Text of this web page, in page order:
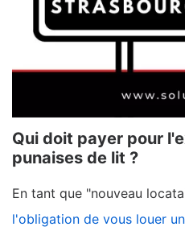
Qui doit payer pour
punaises de lit ?
En tant que "nouveau
l'obligation de vous louer